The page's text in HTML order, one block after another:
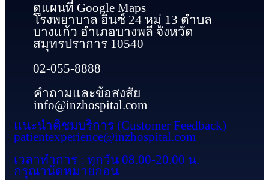
ดูแผนที่ Google Maps
โรงพยาบาล อินซ์ 24 หมู่ 13 ตำบล
บางแก้ว อำเภอบางพลี จังหวัด
สมุทรปราการ 10540
02-055-8888
คำถามและข้อสงสัย
info@inzhospital.com
แนะนำติชมบริการ (Customer Feedback)
patientexperience@inzhospital.com
เวลาทำการ : ทุกวัน 08.00-20.00 น.
กรุณานัดหมายก่อน